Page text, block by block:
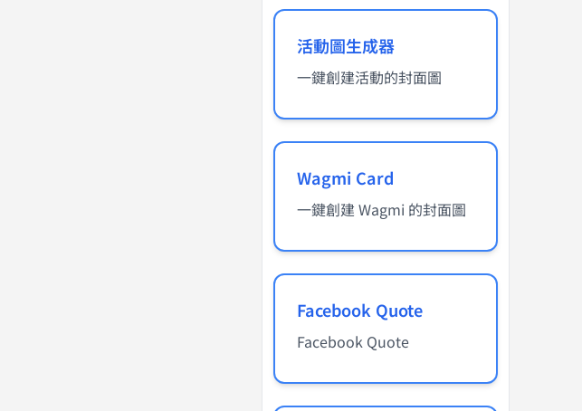
活動圖生成器
一鍵創建活動的封面圖
Wagmi Card
一鍵創建 Wagmi 的封面圖
Facebook Quote
Facebook Quote